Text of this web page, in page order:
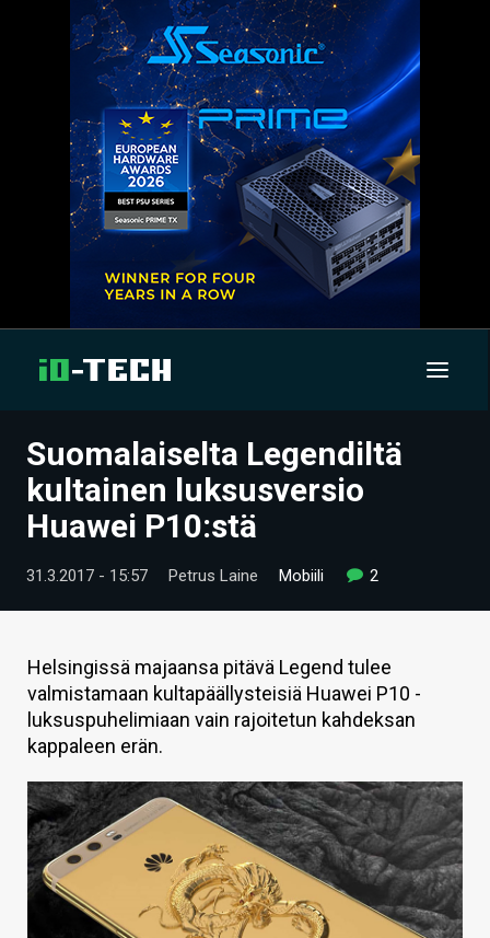
UUTISET
ARTIKKELIT
VIDEOT
TECHBBS
TIETOA
HINTA.FI
KAUPPA
VAIHDA TEEMA
HAKU
Suomalaiselta Legendiltä
kultainen luksusversio
Huawei P10:stä
31.3.2017 - 15:57 Petrus Laine Mobiili 2
Helsingissä majaansa pitävä Legend tulee
valmistamaan kultapäällysteisiä Huawei P10 -
luksuspuhelimiaan vain rajoitetun kahdeksan
kappaleen erän.